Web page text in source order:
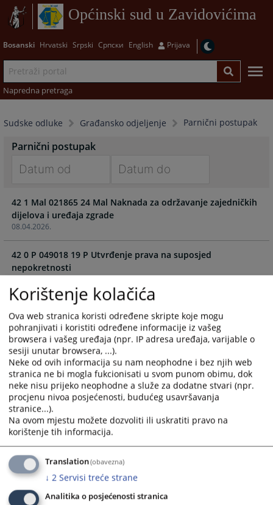
Općinski sud u Zavidovićima
Bosanski Hrvatski Srpski Српски English Prijava
Napredna pretraga
Sudske odluke Građansko odjeljenje Parnični postupak
Parnični postupak
forward
to
interact
with
the
calendar
select
a
date.
Press
the
question
mark
key
to
get
the
keyboard
shortcuts
for
changing
dates.
forward
to
with
the
select
date.
Press
the
question
mark
key
to
get
the
keyboard
shortcuts
changing
dates.
08.04.2026.
42 1 Mal 021865 24 Mal Naknada za održavanje zajedničkih
dijelova i uređaja zgrade
08.04.2026.
42 0 P 049018 19 P Utvrđenje prava na suposjed
nepokretnosti
08.04.2026.
42 0 P 062367 23 P Uznemiravanja prava vlasništva
08.04.2026.
42 1 P 022119 24 P Predaja nekretnine u posjed
08.04.2026.
42 0 P 048546 19 P Utvrđenje ništavosti bračnog ugovora
08.04.2026.
42 0 P 062190 23 P Izmjene odluke o starateljstvu
Korištenje kolačića
Ova web stranica koristi određene skripte koje mogu
pohranjivati i koristiti određene informacije iz vašeg
browsera i vašeg uređaja (npr. IP adresa uređaja, varijable o
sesiji unutar browsera, ...).
Neke od ovih informacija su nam neophodne i bez njih web
stranica ne bi mogla fukcionisati u svom punom obimu, dok
neke nisu prijeko neophodne a služe za dodatne stvari (npr.
procjenu nivoa posjećenosti, budućeg usavršavanja
stranice...).
Na ovom mjestu možete dozvoliti ili uskratiti pravo na
korištenje tih informacija.
Translation(obavezna)
↓ 2 Servisi treće strane
Analitika o posjećenosti stranica